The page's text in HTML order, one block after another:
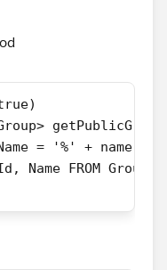
= '%' + name +
Name FROM Group